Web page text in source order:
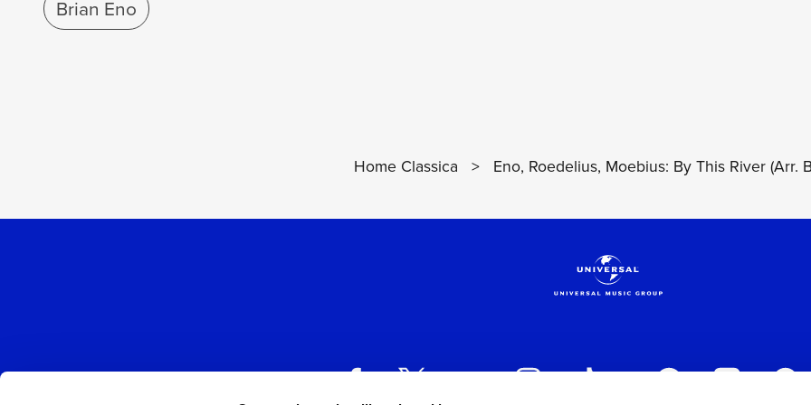
Brian Eno
Home Classica > Eno, Roedelius, Moebius: By This River (Arr.